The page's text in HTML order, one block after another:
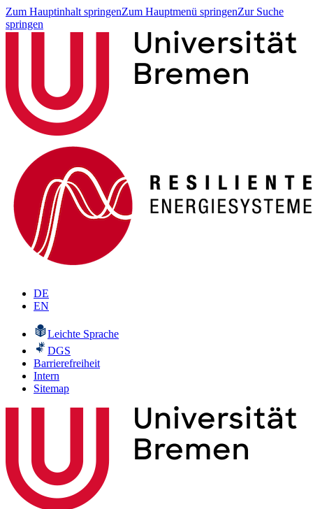
Zum Hauptinhalt springenZum Hauptmenü springenZur Suche
springen
DE
EN
Leichte Sprache
DGS
Barrierefreiheit
Intern
Sitemap